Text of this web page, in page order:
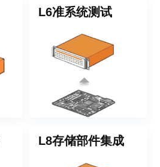
L6准系统测试
L8存储部件集成